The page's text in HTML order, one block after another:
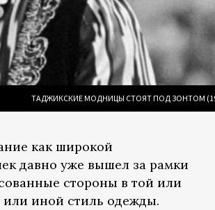
ТАДЖИКСКИЕ МОДНИЦЫ СТОЯТ ПОД ЗОНТОМ
как широкой
давно уже вышел за рамки
стороны в той или
или иной стиль одежды.